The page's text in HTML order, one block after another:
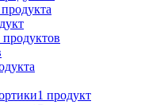
продуктов
1 продукт